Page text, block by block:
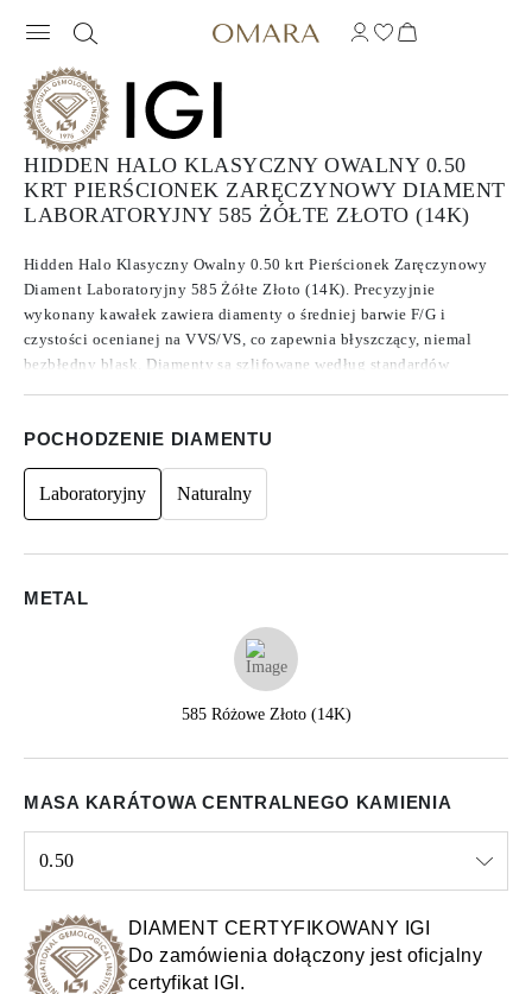
HIDDEN HALO KLASYCZNY OWALNY 0.50
KRT PIERŚCIONEK ZARĘCZYNOWY DIAMENT
LABORATORYJNY 585 ŻÓŁTE ZŁOTO (14K)
Hidden Halo Klasyczny Owalny 0.50 krt Pierścionek Zaręczynowy
Diament Laboratoryjny 585 Żółte Złoto (14K). Precyzyjnie
wykonany kawałek zawiera diamenty o średniej barwie F/G i
czystości ocenianej na VVS/VS, co zapewnia błyszczący, niemal
bezbłędny blask. Diamenty są szlifowane według standardów
te kamienie nie wykazują fluorescencji.
POCHODZENIE DIAMENTU
Laboratoryjny Naturalny
METAL
585 Różowe Złoto (14K)
MASA KARÁTOWA CENTRALNEGO KAMIENIA
0.50
DIAMENT CERTYFIKOWANY IGI
Do zamówienia dołączony jest oficjalny
certyfikat IGI.